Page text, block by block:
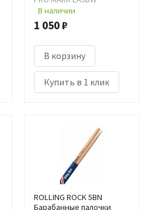
В наличии
1 050 ₽
В корзину
Купить в 1 клик
ROLLING ROCK 5BN
Барабанные палочки